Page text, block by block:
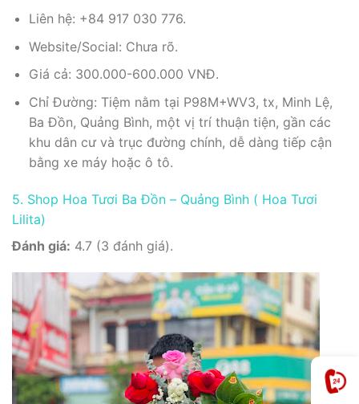
Liên hệ: +84 917 030 776.
Website/Social: Chưa rõ.
Giá cả: 300.000-600.000 VNĐ.
Chỉ Đường: Tiệm nằm tại P98M+WV3, tx, Minh Lệ,
Ba Đồn, Quảng Bình, một vị trí thuận tiện, gần các
khu dân cư và trục đường chính, dễ dàng tiếp cận
bằng xe máy hoặc ô tô.
5. Shop Hoa Tươi Ba Đồn – Quảng Bình ( Hoa Tươi
Lilita)
Đánh giá: 4.7 (3 đánh giá).